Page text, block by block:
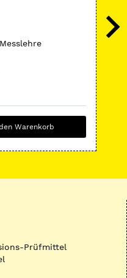
Warenkorb
Prüfmittel